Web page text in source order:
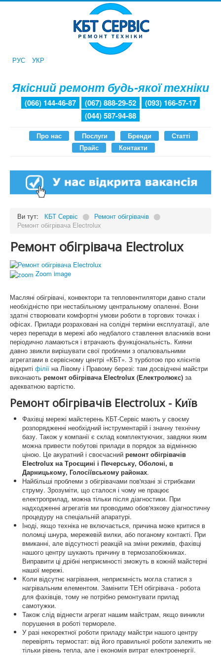
РУС УКР
Якісний ремонт будь-якої техніки
(066) 144-46-87 (067) 888-29-52
(093) 166-57-17
(044) 587-94-88
Про нас Послуги Бренди
Статті
Прайс
Контакти
Ви тут: КБТ Сервіс ⬤ Ремонт обігрівачів ⬤
Ремонт обігрівача Electrolux
Ремонт обігрівача Electrolux
Zoom image
Масляні обігрівачі, конвектори та тепловентилятори давно стали
необхідністю при нестабільному центральному опаленні. Вони
здатні створювати комфортні умови роботи в торгових точках і
офісах. Прилади розраховані на солідні терміни експлуатації, але
через перепади в мережі або недбалого ставлення власників вони
періодично ламаються і втрачають функціональність. Кияни
давно звикли вирішувати свої проблеми з опалювальними
агрегатами в сервісному центрі «КБТ». З турботою про клієнтів
відкриті філії на Лівому і Правому березі: там досвідчені майстри
виконають ремонт обігрівача Electrolux (Електролюкс) за
адекватною вартістю.
Ремонт обігрівачів Electrolux - Київ
Фахівці мережі майстерень КБТ-Сервіс мають у своєму
розпорядженні необхідний інструментарій і значну технічну
базу. Також у компанії є склад комплектуючих, завдяки яким
можна привести побутові прилади в порядок за відмінною
ціною. Це акуратний і своєчасний ремонт обігрівачів
Electrolux на Троєщині і Печерську, Оболоні, в
Дарницькому, Голосіївському районах.
Найбільші проблеми з обігрівачами пов'язані зі стрибками
струму. Зрозуміти, що сталося і чому не працює
електроприлад, можна тільки після діагностики. При
надходженні агрегатів ми проводимо обов'язкову діагностичну
процедуру на спеціальній апаратурі.
Іноді, якщо техніка не включається, причина може критися в
поломці шнура, мережевій вилки, або поганому контакті. При
вмиканні, але відсутності реакцій на зміни режимів, фахівці
нашого центру шукають причину в термозапобіжниках.
Виправити ці дрібні неприємності зможуть в кожній майстерні
нашої мережі.
Коли відсутнє нагрівання, неприємність могла статися з
нагрівальним елементом. Замінити ТЕН обігрівача - робота
для фахівців, тому не потрібно ремонтувати прилад
самотужки.
Також слід віднести агрегат нашим майстрам, якщо виникли
порушення в роботі термореле.
У разі некоректної роботи приладу майстри нашого центру
перевірять термостат: від його правильної роботи залежить не
тільки рівень тепла, але і економія витрат електроенергії.